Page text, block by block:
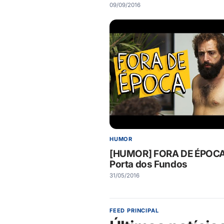
09/09/2016
HUMOR
[HUMOR] FORA DE
Porta dos Fundos
31/05/2016
FEED PRINCIPAL